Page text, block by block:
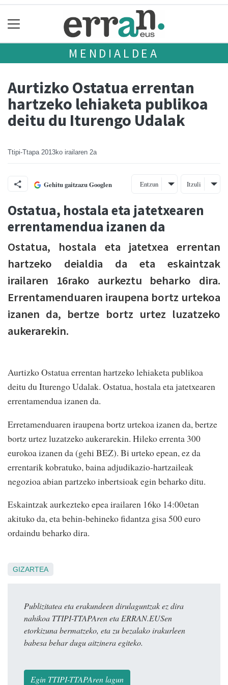
MENDIALDEA
Aurtizko Ostatua errentan
hartzeko lehiaketa publikoa
deitu du Iturengo Udalak
Ttipi-Ttapa 2013ko irailaren 2a
Gehitu gaitzazu Googlen Entzun Itzuli
Ostatua, hostala eta jatetxearen
errentamendua izanen da
Ostatua, hostala eta jatetxea errentan
hartzeko deialdia da eta eskaintzak
irailaren 16rako aurkeztu beharko dira.
Errentamenduaren iraupena bortz urtekoa
izanen da, bertze bortz urtez luzatzeko
aukerarekin.
Aurtizko Ostatua erren­­tan hartzeko lehiaketa publikoa
deitu du Iturengo Udalak. Ostatua, hostala eta jatetxearen
errentamendua izanen da.
Erre­tamenduaren iraupe­na bortz urtekoa izanen da, bertze
bortz urtez luzatzeko aukerarekin. Hileko errenta 300
eurokoa izanen da (gehi BEZ). Bi urteko epean, ez da
errentarik kobratuko, baina adjudikazio-hartzaileak
negozioa abian partzeko inbertsioak egin beharko ditu.
Eskaintzak aurkezteko epea irailaren 16ko 14:00etan
akituko da, eta behin-behineko fidantza gisa 500 euro
ordaindu beharko dira.
GIZARTEA
Publizitatea eta erakundeen dirulaguntzak ez dira
nahikoa TTIPI-TTAPAren eta ERRAN.EUSen
etorkizuna bermatzeko, eta zu bezalako irakurleen
babesa behar dugu aitzinera egiteko.
Egin TTIPI-TTAPAren lagun